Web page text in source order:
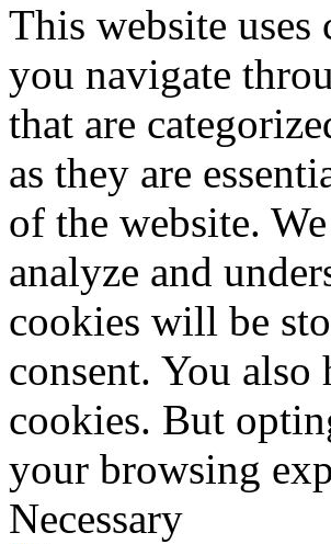
This website
you navigate
that are
as they are
of the website.
analyze and
cookies will be
consent. You
cookies. But
your browsing
Necessary